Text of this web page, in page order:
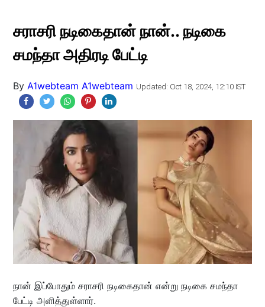
சராசரி நடிகைதான் நான்.. நடிகை
சமந்தா அதிரடி பேட்டி
By A1webteam A1webteam Updated: Oct 18, 2024, 12:10 IST
நான் இப்போதும் சராசரி நடிகைதான் என்று நடிகை சமந்தா
பேட்டி அளித்துள்ளார்.